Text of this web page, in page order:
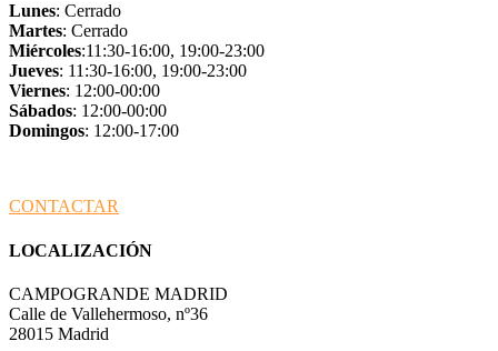
Lunes: Cerrado
Martes: Cerrado
Miércoles:11:30-16:00, 19:00-23:00
Jueves: 11:30-16:00, 19:00-23:00
Viernes: 12:00-00:00
Sábados: 12:00-00:00
Domingos: 12:00-17:00
CONTACTAR
LOCALIZACIÓN
CAMPOGRANDE MADRID
Calle de Vallehermoso, nº36
28015 Madrid